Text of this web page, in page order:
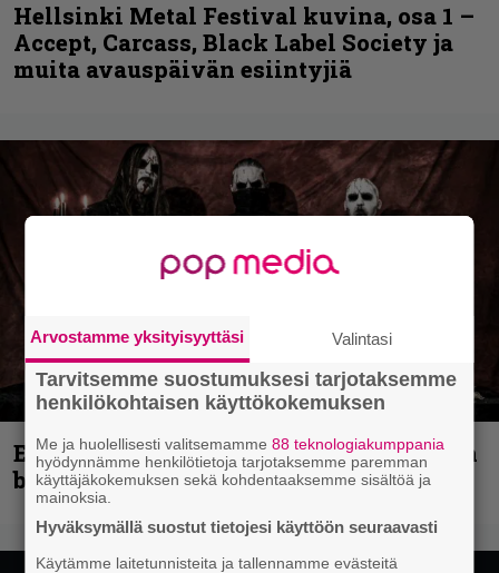
Hellsinki Metal Festival kuvina, osa 1 –
Accept, Carcass, Black Label Society ja
muita avauspäivän esiintyjiä
Espoon syyskuu käynnistyy kotimaisen
black metalin merkeissä
Arvostamme yksityisyyttäsi Valintasi
Tarvitsemme suostumuksesi tarjotaksemme
henkilökohtaisen käyttökokemuksen
Me ja huolellisesti valitsemamme88 teknologiakumppania
hyödynnämme henkilötietoja tarjotaksemme paremman
käyttäjäkokemuksen sekä kohdentaaksemme sisältöä ja
mainoksia.
Hyväksymällä suostut tietojesi käyttöön seuraavasti
Käytämme laitetunnisteita ja tallennamme evästeitä